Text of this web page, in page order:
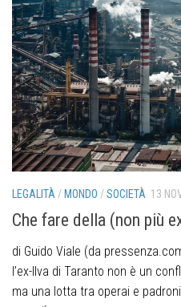
LEGALITÀ / MONDO /SOCIETÀ 13
Che fare della (non più
di Guido Viale (da
l’ex-Ilva di Taranto non è un
ma una lotta tra operai e